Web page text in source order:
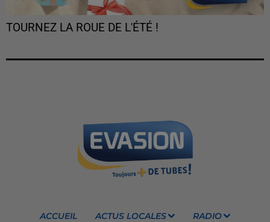
TOURNEZ LA ROUE DE L'ÉTÉ !
ACCUEIL ACTUS LOCALES RADIO